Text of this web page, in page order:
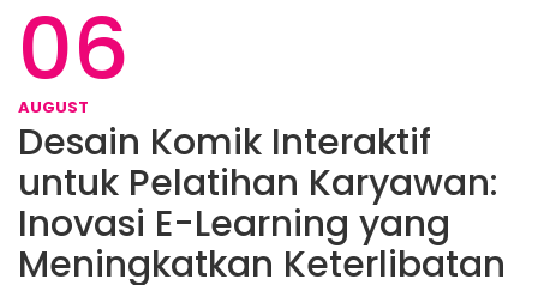
06
AUGUST
Desain Komik Interaktif
untuk Pelatihan Karyawan:
Inovasi E-Learning yang
Meningkatkan Keterlibatan